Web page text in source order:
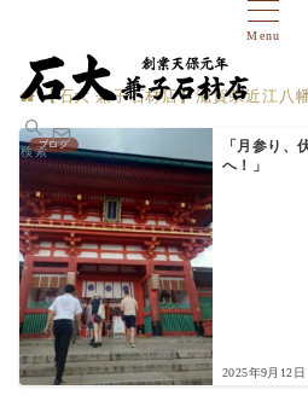
Menu
検索
【石大 兼子石材店】滋賀県近江八幡
ブログ
「月参り
へ！」
2025年9月12日